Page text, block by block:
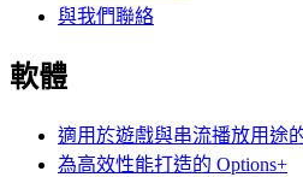
與我們聯絡
軟體
適用於遊戲與串流播放用途
為高效性能打造的 Options+